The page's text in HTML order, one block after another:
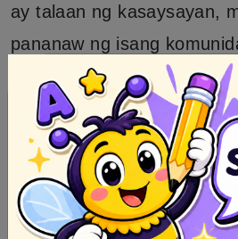
ay talaan ng kasaysayan,
pananaw ng isang
pamamagitan ng epiko,
aral tungkol sa
paggalang sa kalikasan at
Nagbibigay din ang epiko
at pagmamalaki sa sariling